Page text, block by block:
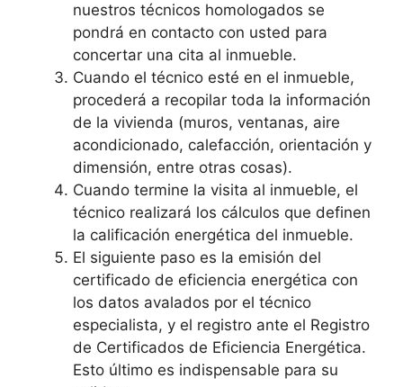
nuestros técnicos homologados se
pondrá en contacto con usted para
concertar una cita al inmueble.
Cuando el técnico esté en el inmueble,
procederá a recopilar toda la información
de la vivienda (muros, ventanas, aire
acondicionado, calefacción, orientación y
dimensión, entre otras cosas).
Cuando termine la visita al inmueble, el
técnico realizará los cálculos que definen
la calificación energética del inmueble.
El siguiente paso es la emisión del
certificado de eficiencia energética con
los datos avalados por el técnico
especialista, y el registro ante el Registro
de Certificados de Eficiencia Energética.
Esto último es indispensable para su